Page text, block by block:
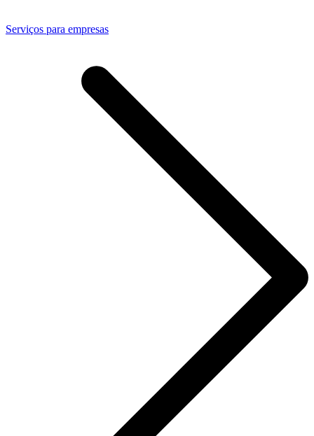
Serviços para empresas